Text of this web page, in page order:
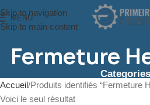
Skip to navigation
Skip to main content
MENU
Fermeture
Categories
Accueil Produits identifiés “Fermeture
Voici le seul résultat